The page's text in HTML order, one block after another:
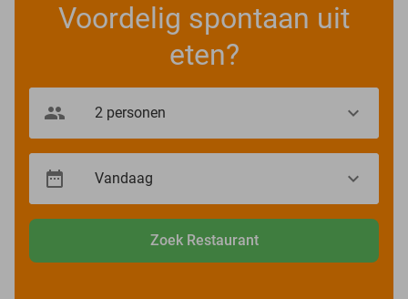
Voordelig spontaan uit
eten?
Zoek Restaurant